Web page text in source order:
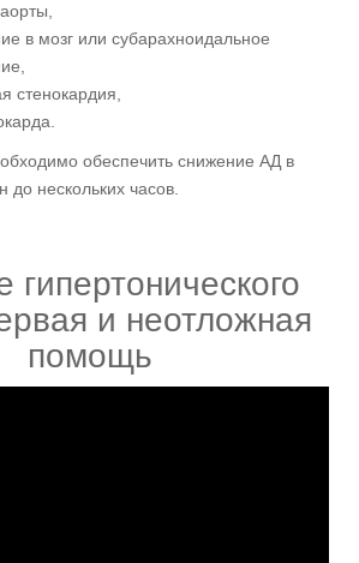
в мозг или субарахноидальное
стенокардия,
обеспечить снижение АД в
до нескольких часов.
гипертонического
и неотложная
помощь